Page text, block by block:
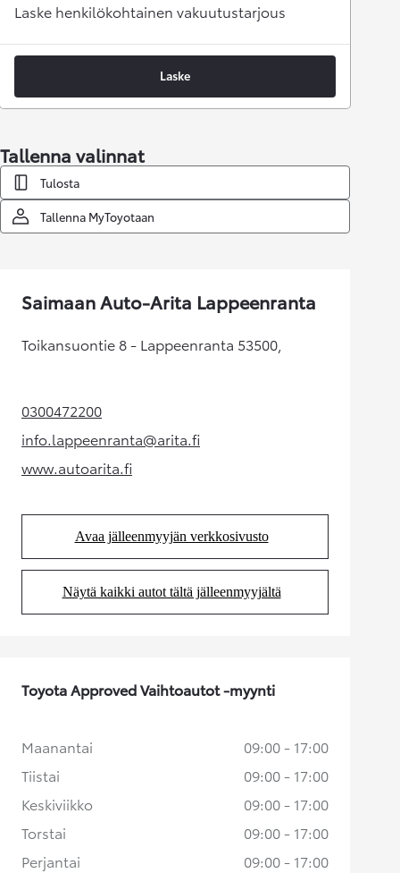
Laske henkilökohtainen vakuutustarjous
Laske
Tallenna valinnat
Tulosta
Tallenna MyToyotaan
Saimaan Auto-Arita Lappeenranta
Toikansuontie 8 - Lappeenranta 53500,
0300472200(Aukeaa uudessa välilehdessä)
info.lappeenranta@arita.fi(Aukeaa uudessa välilehdessä)
www.autoarita.fi(Aukeaa uudessa välilehdessä)
Avaa jälleenmyyjän verkkosivusto
(Aukeaa uudessa välilehdessä)
Näytä kaikki autot tältä jälleenmyyjältä
(Aukeaa uudessa välilehdessä)
Toyota Approved Vaihtoautot -myynti
Maanantai
09:00 - 17:00
Tiistai
09:00 - 17:00
Keskiviikko
09:00 - 17:00
Torstai
09:00 - 17:00
Perjantai
09:00 - 17:00